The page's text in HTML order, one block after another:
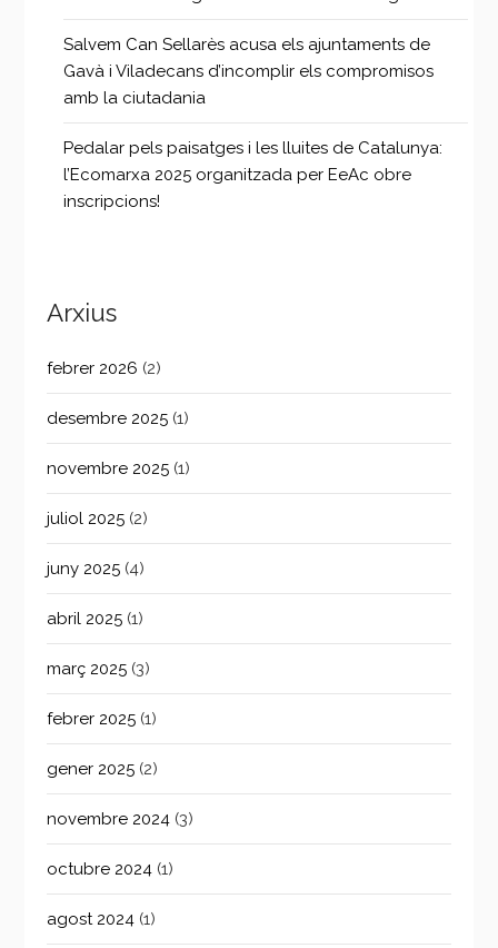
Salvem Can Sellarès acusa els ajuntaments de
Gavà i Viladecans d’incomplir els compromisos
amb la ciutadania
Pedalar pels paisatges i les lluites de Catalunya:
l’Ecomarxa 2025 organitzada per EeAc obre
inscripcions!
Arxius
febrer 2026 (2)
desembre 2025 (1)
novembre 2025 (1)
juliol 2025 (2)
juny 2025 (4)
abril 2025 (1)
març 2025 (3)
febrer 2025 (1)
gener 2025 (2)
novembre 2024 (3)
octubre 2024 (1)
agost 2024 (1)